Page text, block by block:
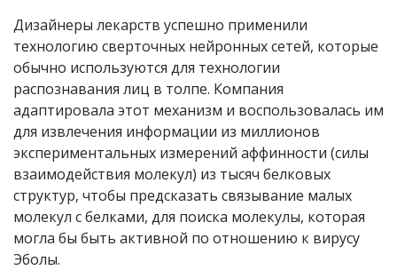
Дизайнеры лекарств успешно применили
технологию сверточных нейронных сетей, которые
обычно используются для технологии
распознавания лиц в толпе. Компания
адаптировала этот механизм и воспользовалась им
для извлечения информации из миллионов
экспериментальных измерений аффинности (силы
взаимодействия молекул) из тысяч белковых
структур, чтобы предсказать связывание малых
молекул с белками, для поиска молекулы, которая
могла бы быть активной по отношению к вирусу
Эболы.